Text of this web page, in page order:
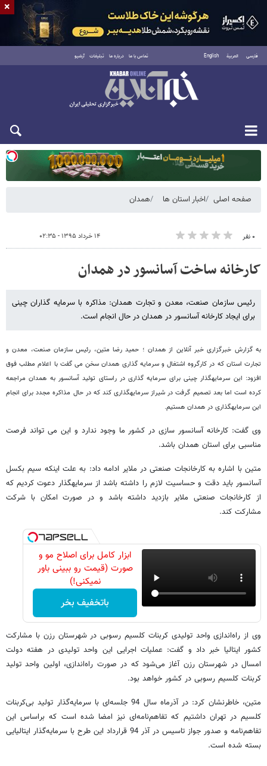
فارسی العربية English تماس با ما درباره ما تبلیغات آرشیو
دوشنبه ۱۹ مرداد ۱۴۰۵
صفحه اصلی اخبار استان ها همدان
۰ نفر ۱۴ خرداد ۱۳۹۵ - ۰۲:۳۵
کارخانه ساخت آسانسور در همدان
رئیس سازمان صنعت، معدن و تجارت همدان: مذاکره با سرمایه گذاران چینی
برای ایجاد کارخانه آسانسور در همدان در حال انجام است.
به گزارش خبرگزاری خبر آنلاین از همدان ؛ حمید رضا متین، رئیس سازمان صنعت، معدن و
تجارت استان که در کارگروه اشتغال و سرمایه گذاری همدان سخن می گفت با اعلام مطلب فوق
افزود: این سرمایه‎گذار چینی برای سرمایه گذاری در راستای تولید آسانسور به همدان مراجعه
کرده است اما بعد تصمیم گرفت در شیراز سرمایه‎گذاری کند که در حال مذاکره مجدد برای انجام
این سرمایه‎گذاری در همدان هستیم.
وی گفت: کارخانه آسانسور سازی در کشور ما وجود ندارد و این می تواند فرصت
مناسبی برای استان همدان باشد.
متین با اشاره به کارخانجات صنعتی در ملایر ادامه داد: به علت اینکه سیم بکسل
آسانسور باید دقت و حساسیت لازم را داشته باشد از سرمایه‎گذار دعوت کردیم که
از کارخانجات صنعتی ملایر بازدید داشته باشد و در صورت امکان با شرکت
مشارکت کند.
ابزار کامل برای اصلاح مو و
صورت (قیمت رو ببینی باور
نمیکنی!)
باتخفیف بخر
وی از راه‌اندازی واحد تولیدی کربنات کلسیم رسوبی در شهرستان رزن با مشارکت
کشور ایتالیا خبر داد و گفت: عملیات اجرایی این واحد تولیدی در هفته دولت
امسال در شهرستان رزن آغاز می‌شود که در صورت راه‌اندازی، اولین واحد تولید
کربنات کلسیم رسوبی در کشور خواهد بود.
متین، خاطرنشان کرد: در آذرماه سال 94 جلسه‌ای با سرمایه‌گذار تولید بی‌کربنات
کلسیم در تهران داشتیم که تفاهم‌نامه‌ای نیز امضا شده است که براساس این
تفاهم‌نامه‌ و صدور جواز تاسیس در آذر 94 قرارداد این طرح با سرمایه‌گذار ایتالیایی
بسته شده است.
×